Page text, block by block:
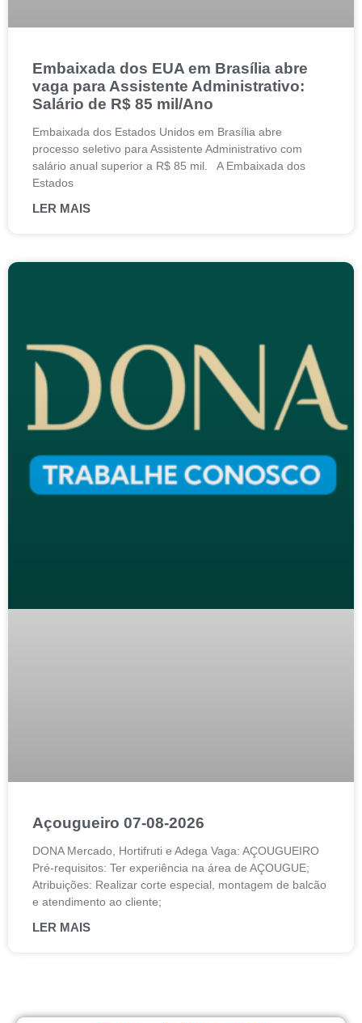
Embaixada dos EUA em Brasília abre
vaga para Assistente Administrativo:
Salário de R$ 85 mil/Ano
Embaixada dos Estados Unidos em Brasília abre
processo seletivo para Assistente Administrativo com
salário anual superior a R$ 85 mil. A Embaixada dos
Estados
LER MAIS
Açougueiro 07-08-2026
DONA Mercado, Hortifruti e Adega Vaga: AÇOUGUEIRO
Pré-requisitos: Ter experiência na área de AÇOUGUE;
Atribuições: Realizar corte especial, montagem de balcão
e atendimento ao cliente;
LER MAIS